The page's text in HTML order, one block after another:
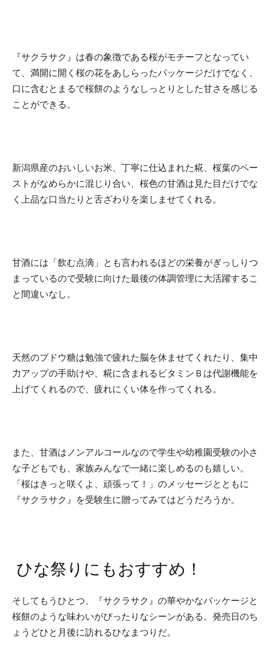
『サクラサク』は春の象徴である桜がモチーフとなってい
て、満開に開く桜の花をあしらったパッケージだけでなく、
口に含むとまるで桜餅のようなしっとりとした甘さを感じる
ことができる。
新潟県産のおいしいお米、丁寧に仕込まれた糀、桜葉のペー
ストがなめらかに混じり合い、桜色の甘酒は見た目だけでな
く上品な口当たりと舌ざわりを楽しませてくれる。
甘酒には「飲む点滴」とも言われるほどの栄養がぎっしりつ
まっているので受験に向けた最後の体調管理に大活躍するこ
と間違いなし。
天然のブドウ糖は勉強で疲れた脳を休ませてくれたり、集中
力アップの手助けや、糀に含まれるビタミンＢは代謝機能を
上げてくれるので、疲れにくい体を作ってくれる。
また、甘酒はノンアルコールなので学生や幼稚園受験の小さ
な子どもでも、家族みんなで一緒に楽しめるのも嬉しい。
「桜はきっと咲くよ、頑張って！」のメッセージとともに
『サクラサク』を受験生に贈ってみてはどうだろうか。
ひな祭りにもおすすめ！
そしてもうひとつ、『サクラサク』の華やかなパッケージと
桜餅のような味わいがぴったりなシーンがある。発売日のち
ょうどひと月後に訪れるひなまつりだ。